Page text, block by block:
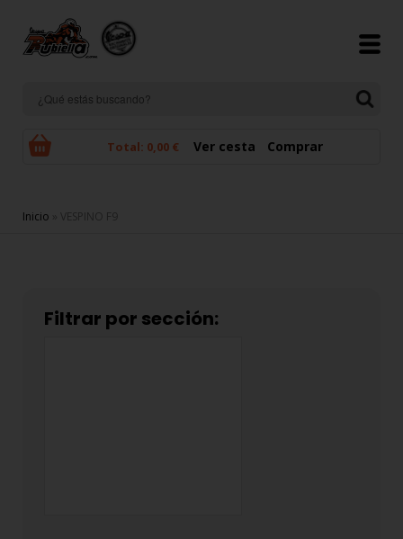
Total: 0,00 € Ver cesta Comprar
Se encuentra usted aquí
Inicio » VESPINO F9
Filtrar por sección: